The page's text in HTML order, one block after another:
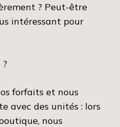
? Peut-être
intéressant pour
forfaits et nous
avec des unités : lors
nous